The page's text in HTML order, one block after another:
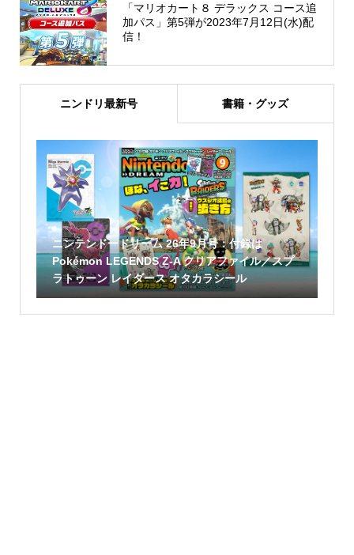
「マリオカート８ デラックス コース追
加パス」第5弾が2023年7月12日(水)配
信！
ニンドリ最新号 書籍・グッズ
ニンテンドードリーム 26年9月号：付録は
Pokémon LEGENDS Z-A クリアファイル／スプ
ラトゥーン レイダース オタカラシール